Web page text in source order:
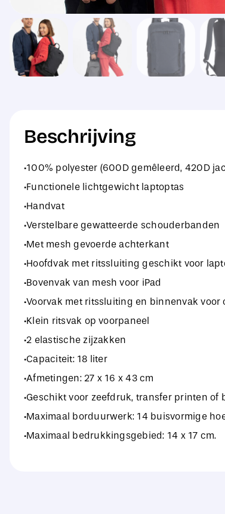
Beschrijving
·100% polyester (600D gemêleerd, 420D
·Functionele lichtgewicht laptoptas
·Handvat
·Verstelbare gewatteerde schouderbanden
·Met mesh gevoerde achterkant
·Hoofdvak met ritssluiting geschikt voor
·Bovenvak van mesh voor iPad
·Voorvak met ritssluiting en binnenvak voor
·Klein ritsvak op voorpaneel
·2 elastische zijzakken
·Capaciteit: 18 liter
·Afmetingen: 27 x 16 x 43 cm
·Geschikt voor zeefdruk, transfer printen of
·Maximaal borduurwerk: 14 buisvormige
·Maximaal bedrukkingsgebied: 14 x 17 cm.